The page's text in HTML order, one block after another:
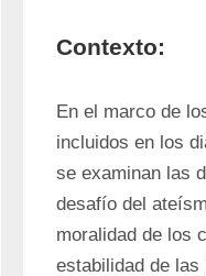
Contexto:
En el marco de
incluidos en los
se examinan las
desafío del
moralidad de los
estabilidad de